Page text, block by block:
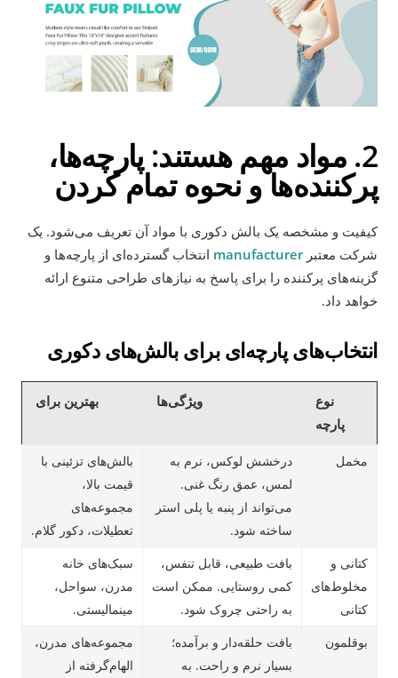
2. مواد مهم هستند: پارچه‌ها،
پرکننده‌ها و نحوه تمام کردن
کیفیت و مشخصه یک بالش دکوری با مواد آن تعریف می‌شود. یک
شرکت معتبرmanufacturer انتخاب گسترده‌ای از پارچه‌ها و
گزینه‌های پرکننده را برای پاسخ به نیازهای طراحی متنوع ارائه
خواهد داد.
انتخاب‌های پارچه‌ای برای بالش‌های دکوری
نوع
پارچه
ویژگی‌ها بهترین برای
مخمل
درخشش لوکس، نرم به
لمس، عمق رنگ غنی.
می‌تواند از پنبه یا پلی استر
ساخته شود.
بالش‌های تزئینی با
قیمت بالا،
مجموعه‌های
تعطیلات، دکور گلام.
کتانی و
مخلوط‌های
کتانی
بافت طبیعی، قابل تنفس،
کمی روستایی. ممکن است
به راحتی چروک شود.
سبک‌های خانه
مدرن، سواحل،
مینمالیستی.
بوقلمون
بافت حلقه‌دار و برآمده؛
بسیار نرم و راحت. به
مجموعه‌های مدرن،
الهام‌گرفته از